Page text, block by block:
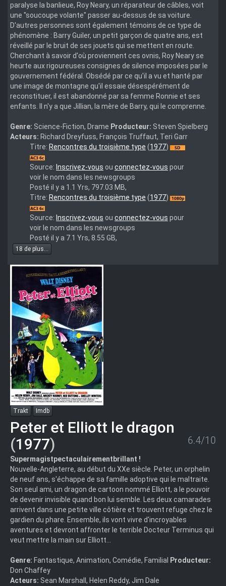
paralyse la banlieue, Roy Neary, un réparateur de câbles, voit
une "soucoupe volante" passer au-dessus de sa voiture.
D'autres personnes sont également témoins de ce type de
phénomène : Barry Guiler, un petit garçon de quatre ans, est
réveillé par le bruit de ses jouets qui se mettent en route.
Cherchant à savoir d'où proviennent ces ovnis, Roy Neary se
heurte aux rigoureuses consignes de silence imposées par le
gouvernement fédéral. Obsédé par ce qu'il a vu et hanté par
une image de montagne qu'il essaie désespérément de
reconstituer, il est abandonné par sa femme Ronnie et ses
enfants. Il n'y a que Jillian, la mère de Barry, qui le comprenne.
Genre: Science-Fiction, Drame Producteur: Steven Spielberg
Acteurs: Richard Dreyfuss, François Truffaut, Teri Garr
Moviemeter...........:
http://www.mov
Titre: Rencontres du troisième type (1977)
Source: Inscrivez-vous ou connectez-vous pour
voir le nom dans les newsgroups
Posté il y a 1.1 Yrs, 797.03 MB,
QUALiTY.mkv
Titre: Rencontres du troisième type (1977)
Source: Inscrivez-vous ou connectez-vous pour
voir le nom dans les newsgroups
Posté il y a 7.1 Yrs, 8.55 GB,
18 de plus...
Trakt Imdb
Peter et Elliott le dragon
(1977) 6.4/10
Supermagistpectaculairementbrillant !
Nouvelle-Angleterre, au début du XXe siècle. Peter, un orphelin
de neuf ans, s'échappe de sa famille adoptive qui le maltraite.
Son seul ami, un dragon de cartoon nommé Elliott, a le pouvoir
de devenir invisible quand bon lui semble. Les deux camarades
arrivent dans une petite ville côtière et trouvent refuge chez le
gardien du phare. Ensemble, ils vont vivre d'incroyables
aventures et devront affronter le terrible Docteur Terminus qui
veut mettre la main sur Elliott...
Genre: Fantastique, Animation, Comédie, Familial
Producteur:
Don Chaffey
Acteurs: Sean Marshall, Helen Reddy, Jim Dale